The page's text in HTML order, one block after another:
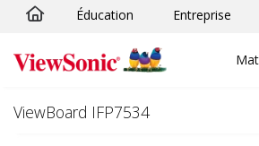
Passer au contenu principal
Éducation Entreprise
ViewBoard IFP7534